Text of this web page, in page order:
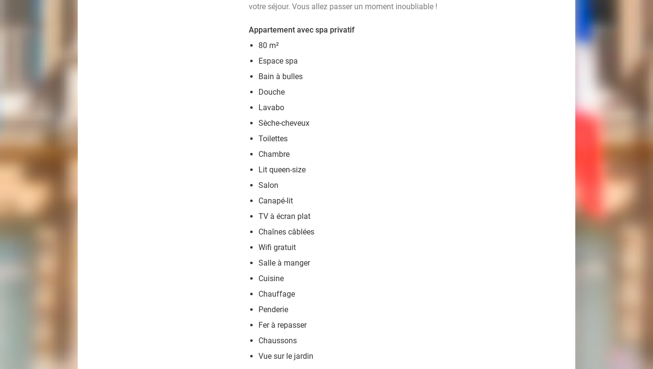
votre séjour. Vous allez passer un moment inoubliable !
Appartement avec spa privatif
80 m²
Espace spa
Bain à bulles
Douche
Lavabo
Sèche-cheveux
Toilettes
Chambre
Lit queen-size
Salon
Canapé-lit
TV à écran plat
Chaînes câblées
Wifi gratuit
Salle à manger
Cuisine
Chauffage
Penderie
Fer à repasser
Chaussons
Vue sur le jardin